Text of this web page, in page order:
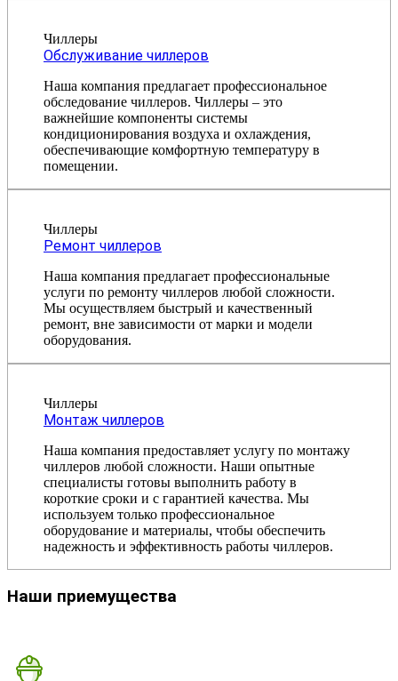
Чиллеры
Обслуживание чиллеров
Наша компания предлагает профессиональное
обследование чиллеров. Чиллеры – это
важнейшие компоненты системы
кондиционирования воздуха и охлаждения,
обеспечивающие комфортную температуру в
помещении.
Чиллеры
Ремонт чиллеров
Наша компания предлагает профессиональные
услуги по ремонту чиллеров любой сложности.
Мы осуществляем быстрый и качественный
ремонт, вне зависимости от марки и модели
оборудования.
Чиллеры
Монтаж чиллеров
Наша компания предоставляет услугу по монтажу
чиллеров любой сложности. Наши опытные
специалисты готовы выполнить работу в
короткие сроки и с гарантией качества. Мы
используем только профессиональное
оборудование и материалы, чтобы обеспечить
надежность и эффективность работы чиллеров.
Наши приемущества